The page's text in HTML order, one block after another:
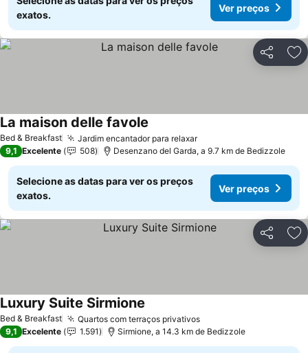
exatos.
Ver preços
Partilhar
Bed & Breakfast Jardim encantador para relaxarVer preços
La maison delle favole
9,1 Excelente 508 Desenzano del Garda, a 9.7 km de Bedizzole
Selecione as datas para ver os preços
exatos.
Ver preços
Partilhar
Bed & Breakfast Quartos com terraços privativosVer preços
Luxury Suite Sirmione
9,1 Excelente 1.591 Sirmione, a 14.3 km de Bedizzole